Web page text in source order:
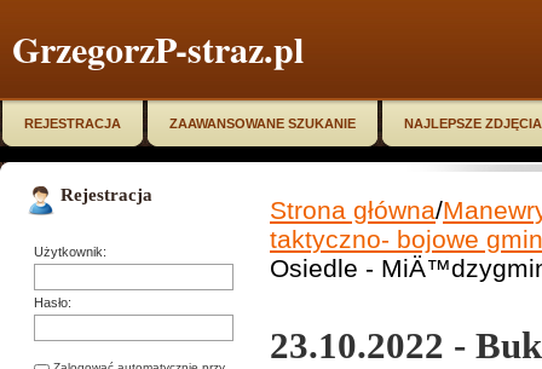
GrzegorzP-straz.pl
REJESTRACJA ZAAWANSOWANE SZUKANIE NAJLEPSZE ZDJĘCIA
Rejestracja
Użytkownik:
Hasło:
Strona główna/
taktyczno- bojowe
Osiedle -
23.10.2022 -